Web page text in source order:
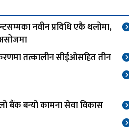
नवीन प्रविधि एकै थलोमा,
तत्कालीन सीईओसहित तीन
बैंक बन्यो कामना सेवा विकास